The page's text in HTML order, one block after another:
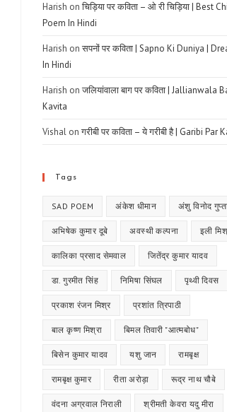
Harish onचिड़िया पर कविता – ओ री चिड़िया | Best
Poem In Hindi
Harish onसपनों पर कविता | Sapno Ki Duniya |
In Hindi
Harish onजलियांवाला बाग पर कविता | Jallianwala
Kavita
Vishal onगरीबी पर कविता – ये गरीबी है | Garibi Par
Tags
SAD POEM अंकेश धीमान अंशु विनोद
अभिषेक कुमार दूबे अवस्थी कल्पना इली
कालिका प्रसाद सेमवाल जितेंद्र कुमार यादव
डा. गुरमीत सिंह निमिषा सिंघल पृथ्वी दिवस
प्रकाश रंजन मिश्र प्रशांत त्रिपाठी
बाल कृष्ण मिश्रा बिमल तिवारी "आत्मबोध"
बिसेन कुमार यादव यशु जान रामबृक्ष
रामबृक्ष कुमार रीता अरोड़ा रूद्र नाथ चौबे
वंदना अग्रवाल निराली श्रीमती केवरा यदु मीरा